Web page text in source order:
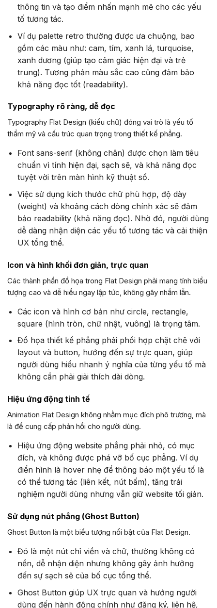
thông tin và tạo điểm nhấn mạnh mẽ cho các yếu
tố tương tác.
Ví dụ palette retro thường được ưa chuộng, bao
gồm các màu như: cam, tím, xanh lá, turquoise,
xanh dương (giúp tạo cảm giác hiện đại và trẻ
trung). Tương phản màu sắc cao cũng đảm bảo
khả năng đọc tốt (readability).
Typography rõ ràng, dễ đọc
Typography Flat Design (kiểu chữ) đóng vai trò là yếu tố
thẩm mỹ và cấu trúc quan trọng trong thiết kế phẳng.
Font sans-serif (không chân) được chọn làm tiêu
chuẩn vì tính hiện đại, sạch sẽ, và khả năng đọc
tuyệt vời trên màn hình kỹ thuật số.
Việc sử dụng kích thước chữ phù hợp, độ dày
(weight) và khoảng cách dòng chính xác sẽ đảm
bảo readability (khả năng đọc). Nhờ đó, người dùng
dễ dàng nhận diện các yếu tố tương tác và cải thiện
UX tổng thể.
Icon và hình khối đơn giản, trực quan
Các thành phần đồ họa trong Flat Design phải mang tính biểu
tượng cao và dễ hiểu ngay lập tức, không gây nhầm lẫn.
Các icon và hình cơ bản như circle, rectangle,
square (hình tròn, chữ nhật, vuông) là trọng tâm.
Đồ họa thiết kế phẳng phải phối hợp chặt chẽ với
layout và button, hướng đến sự trực quan, giúp
người dùng hiểu nhanh ý nghĩa của từng yếu tố mà
không cần phải giải thích dài dòng.
Hiệu ứng động tinh tế
Animation Flat Design không nhằm mục đích phô trương, mà
là để cung cấp phản hồi cho người dùng.
Hiệu ứng động website phẳng phải nhỏ, có mục
đích, và không được phá vỡ bố cục phẳng. Ví dụ
điển hình là hover nhẹ để thông báo một yếu tố là
có thể tương tác (liên kết, nút bấm), tăng trải
nghiệm người dùng nhưng vẫn giữ website tối giản.
Sử dụng nút phẳng (Ghost Button)
Ghost Button là một biểu tượng nổi bật của Flat Design.
Đó là một nút chỉ viền và chữ, thường không có
nền, dễ nhận diện nhưng không gây ảnh hưởng
đến sự sạch sẽ của bố cục tổng thể.
Ghost Button giúp UX trực quan và hướng người
dùng đến hành động chính như đăng ký, liên hệ,